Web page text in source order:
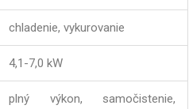
chladenie, vykurovanie
4,1-7,0 kW
plný výkon, samočistenie,